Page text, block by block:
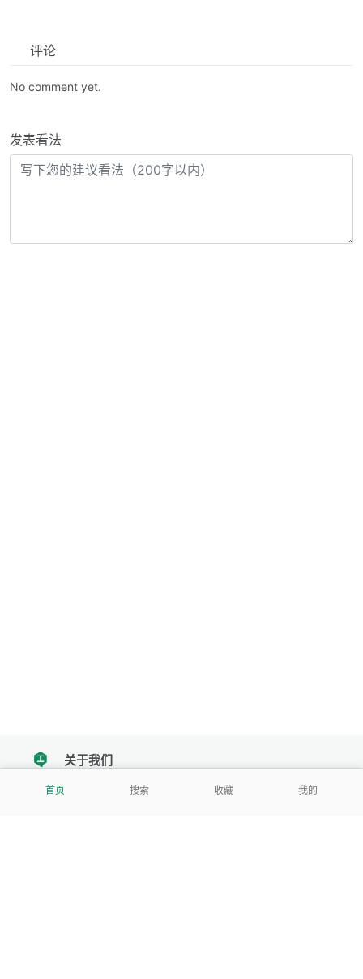
评论
No comment yet.
发表看法
首页 搜索 收藏 我的
tencent关于我们
我们努力把每一个工具做成批量处理的产品